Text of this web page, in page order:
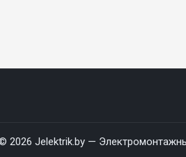
2026 Jelektrik.by —